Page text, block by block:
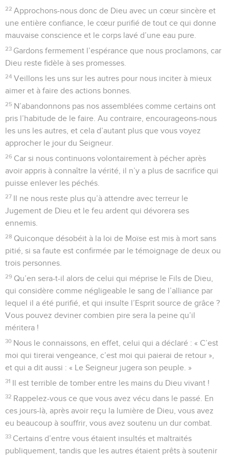
22 Approchons-nous donc de Dieu avec un cœur sincère et
une entière confiance, le cœur purifié de tout ce qui donne
mauvaise conscience et le corps lavé d’une eau pure.
23 Gardons fermement l’espérance que nous proclamons, car
Dieu reste fidèle à ses promesses.
24 Veillons les uns sur les autres pour nous inciter à mieux
aimer et à faire des actions bonnes.
25 N’abandonnons pas nos assemblées comme certains ont
pris l’habitude de le faire. Au contraire, encourageons-nous
les uns les autres, et cela d’autant plus que vous voyez
approcher le jour du Seigneur.
26 Car si nous continuons volontairement à pécher après
avoir appris à connaître la vérité, il n’y a plus de sacrifice qui
puisse enlever les péchés.
27 Il ne nous reste plus qu’à attendre avec terreur le
Jugement de Dieu et le feu ardent qui dévorera ses
ennemis.
28 Quiconque désobéit à la loi de Moïse est mis à mort sans
pitié, si sa faute est confirmée par le témoignage de deux ou
trois personnes.
29 Qu’en sera-t-il alors de celui qui méprise le Fils de Dieu,
qui considère comme négligeable le sang de l’alliance par
lequel il a été purifié, et qui insulte l’Esprit source de grâce ?
Vous pouvez deviner combien pire sera la peine qu’il
méritera !
30 Nous le connaissons, en effet, celui qui a déclaré : « C’est
moi qui tirerai vengeance, c’est moi qui paierai de retour »,
et qui a dit aussi : « Le Seigneur jugera son peuple. »
31 Il est terrible de tomber entre les mains du Dieu vivant !
32 Rappelez-vous ce que vous avez vécu dans le passé. En
ces jours-là, après avoir reçu la lumière de Dieu, vous avez
eu beaucoup à souffrir, vous avez soutenu un dur combat.
33 Certains d’entre vous étaient insultés et maltraités
publiquement, tandis que les autres étaient prêts à soutenir